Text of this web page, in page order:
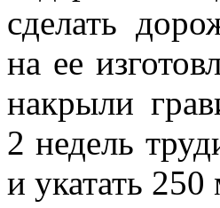
сделать
на ее
накрыли
2 недель
и укатать